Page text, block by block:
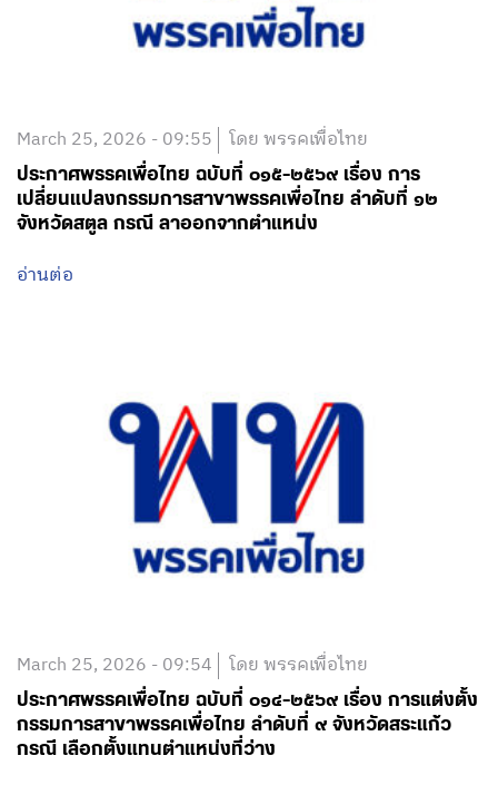
March 25, 2026 - 09:55 โดย พรรคเพื่อไทย
ประกาศพรรคเพื่อไทย ฉบับที่ ๐๑๕-๒๕๖๙ เรื่อง การ
เปลี่ยนแปลงกรรมการสาขาพรรคเพื่อไทย ลำดับที่ ๑๒
จังหวัดสตูล กรณี ลาออกจากตำแหน่ง
อ่านต่อ
March 25, 2026 - 09:54 โดย พรรคเพื่อไทย
ประกาศพรรคเพื่อไทย ฉบับที่ ๐๑๔-๒๕๖๙ เรื่อง การแต่งตั้ง
กรรมการสาขาพรรคเพื่อไทย ลำดับที่ ๙ จังหวัดสระแก้ว
กรณี เลือกตั้งแทนตำแหน่งที่ว่าง